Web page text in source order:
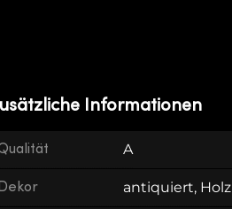
Informationen
A
Dekor antiquiert, Holz